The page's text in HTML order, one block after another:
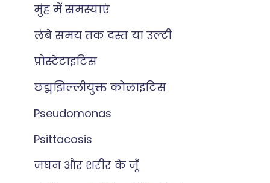
मुंह में समस्याएं
लंबे समय तक दस्त या उल्टी
प्रोस्टेटाइटिस
छद्मझिल्लीयुक्त कोलाइटिस
Pseudomonas
Psittacosis
जघन और शरीर के जूँ